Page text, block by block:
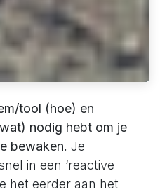
tool (hoe) en
nodig hebt om je
bewaken. Je
in een ‘reactive
het eerder aan het